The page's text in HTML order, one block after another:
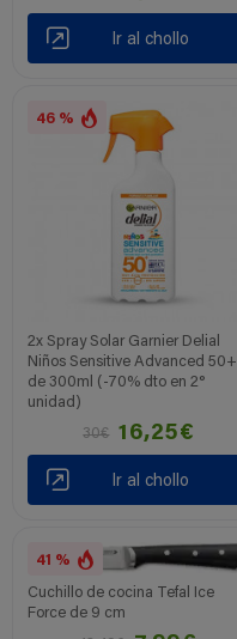
Ir al chollo
46 %
2x Spray Solar Garnier Delial
Niños Sensitive Advanced 50+
de 300ml (-70% dto en 2°
unidad)
30€
16,25€
Ir al chollo
41 %
Cuchillo de cocina Tefal Ice
Force de 9 cm